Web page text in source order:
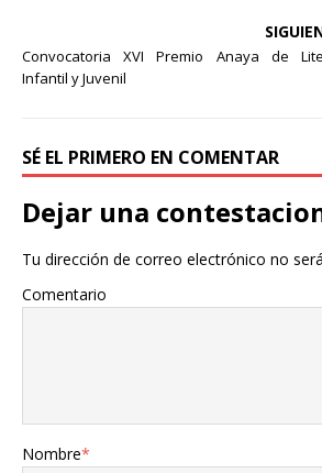
k
r
Convocatoria XVI Premio Anaya de
Infantil y Juvenil
SÉ EL PRIMERO EN COMENTAR
Dejar una
Tu dirección de correo electrónico no
Comentario
Nombre*